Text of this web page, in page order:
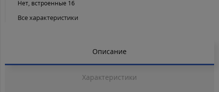
Нет, встроенные 16
Все характеристики
Описание
Характеристики